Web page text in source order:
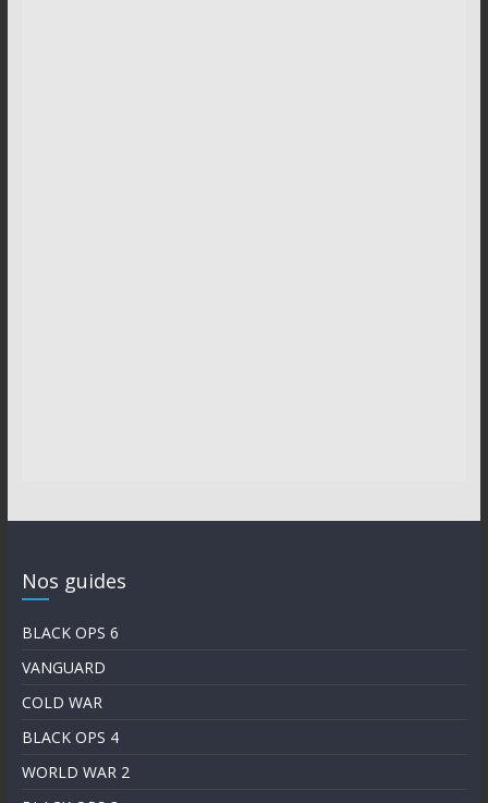
Nos guides
BLACK OPS 6
VANGUARD
COLD WAR
BLACK OPS 4
WORLD WAR 2